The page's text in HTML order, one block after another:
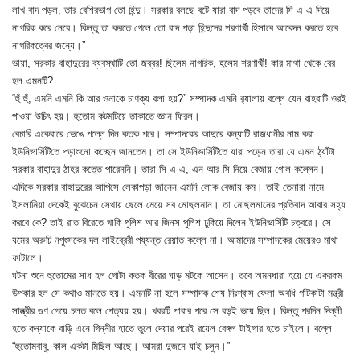
লাখ বাদ পড়ল, তার বেশিরভাগ তো হিন্দু। সরকার বলছে বটে যারা বাদ পড়বে তাদের সি এ এ দিয়ে
নাগরিক করে নেবে। কিন্তু তা করতে গেলে তো বাদ পড়া হিন্দুদের শরণার্থী হিসাবে আবেদন করতে হবে
নাগরিকত্বের জন্যে।”
ভায়া, সরকার বাহাদুরের ব্যবস্থাটি তো জব্বর! ছিলেম নাগরিক, হলেম শরণার্থী! কার মাথা থেকে বের
হল এমনটি?
“হুঁ হুঁ, এমনি এমনি কি আর ওনাকে চাণক্য বলা হয়?” সম্পাদক এমনি র‍্যালায় বল্লে যেন বাহবাটি ওরই
পাওয়া উচিৎ হয়। হুতোম কটমটিয়ে তাকাতে জ্ঞান ফিরল।
বেচারি একেবারে ভেঙে পল্লে দিন কতক পরে। সম্পাদকের আদুরে কন্যাটি রাজধানীর নাম করা
ইউনিভার্সিটিতে পড়াশুনো কচ্ছেন জানতেম। তা সে ইউনিভার্সিটিতে যারা পড়েন তারা যে এমন ঠ্যাঁটা
সরকার বাহাদুর ঠাহর কত্তে পারেননি। তারা সি এ এ, এন আর সি নিয়ে বেজায় গোল কল্লেন।
এদিকে সরকার বাহাদুরের আপিসে লেকাপড়া জানেন এমনি লোক বেজায় কম। তাই তেনারা নামে
ইসলামিয়া দেকেই বুঝেচেন সেথায় ছেলে মেয়ে সব মোছলমান। তা মোছলমানের প্রতিবাদ আবার সহ্য
করবে কে? তাই রাত বিরেতে খাকি পুলিশ আর জিনস পুলিশ ঢুকিয়ে দিলেন ইউনিভার্সিটি চত্বরে। সে
যমের অরুচি নপুংসকের দল লাইব্রেরী পয্যন্ত রেয়াত কল্লে না। আমাদের সম্পাদকের মেয়েরও মাথা
ফাটালে।
ঘটনা শুনে হুতোমের সাধ হল গোটা কতক বীরের ঘাড় মটকে আসেন। তবে অমনধারা হয়ে যে একরকম
উপকার হল সে কথাও মানতে হয়। এমনটি না হলে সম্পাদক শেষ নিঃশ্বাস ফেলা অবধি গাঁটকাটা মন্ত্রী
সান্ত্রীর গুণ গেয়ে চলত বলে পেত্যয় হয়। খবরটি পাবার পরে সে বড়ই ভয়ে ছিল। কিন্তু পরদিন দিল্লী
হতে কন্যাকে বাড়ি এনে গিন্নীর হাতে তুলে দেয়ার পরেই রয়েল বেঙ্গল টাইগার হতে চাইলে। বল্লে
“হুতোমবাবু, কাল একটা মিছিল আছে। আমরা দুজনে যাই চলুন।”